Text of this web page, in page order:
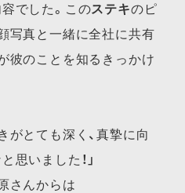
でした。このステキのピ
写真と一緒に全社に共有
彼のことを知るきっかけ
がとても深く、真摯に向
思いました！」
さんからは